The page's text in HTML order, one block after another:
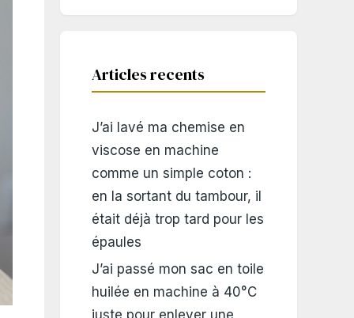
Articles recents
J’ai lavé ma chemise en
viscose en machine
comme un simple coton :
en la sortant du tambour, il
était déjà trop tard pour les
épaules
J’ai passé mon sac en toile
huilée en machine à 40°C
juste pour enlever une